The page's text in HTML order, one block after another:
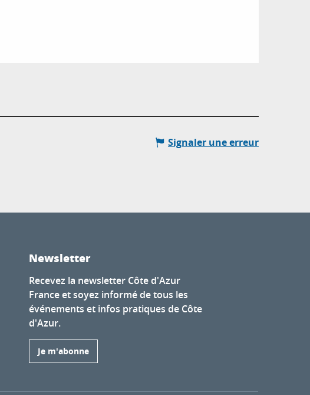
Signaler une erreur
Newsletter
Recevez la newsletter Côte d'Azur
France et soyez informé de tous les
événements et infos pratiques de Côte
d'Azur.
Je m'abonne